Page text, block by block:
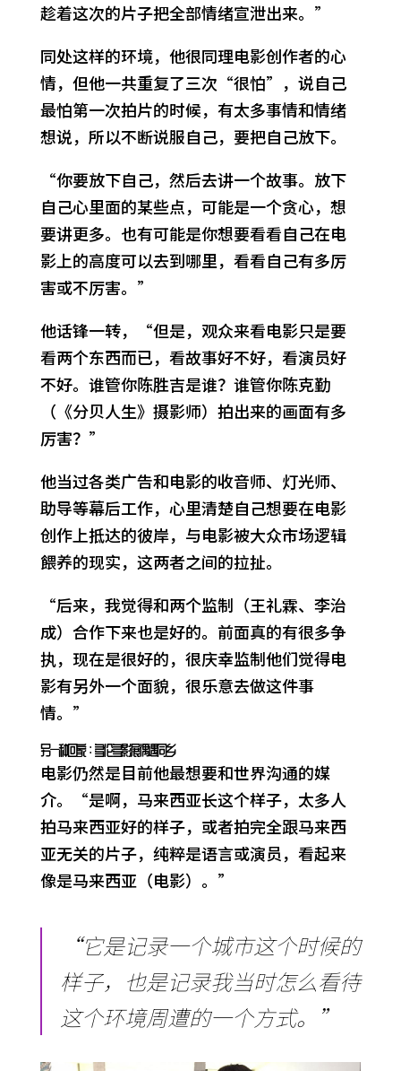
趁着这次的片子把全部情绪宣泄出来。”
同处这样的环境，他很同理电影创作者的心
情，但他一共重复了三次“很怕”，说自己
最怕第一次拍片的时候，有太多事情和情绪
想说，所以不断说服自己，要把自己放下。
“你要放下自己，然后去讲一个故事。放下
自己心里面的某些点，可能是一个贪心，想
要讲更多。也有可能是你想要看看自己在电
影上的高度可以去到哪里，看看自己有多厉
害或不厉害。”
他话锋一转，“但是，观众来看电影只是要
看两个东西而已，看故事好不好，看演员好
不好。谁管你陈胜吉是谁？谁管你陈克勤
（《分贝人生》摄影师）拍出来的画面有多
厉害？”
他当过各类广告和电影的收音师、灯光师、
助导等幕后工作，心里清楚自己想要在电影
创作上抵达的彼岸，与电影被大众市场逻辑
餵养的现实，这两者之间的拉扯。
“后来，我觉得和两个监制（王礼霖、李治
成）合作下来也是好的。前面真的有很多争
执，现在是很好的，很庆幸监制他们觉得电
影有另外一个面貌，很乐意去做这件事
情。”
另一种回家：多伦多影展偶遇同乡
电影仍然是目前他最想要和世界沟通的媒
介。“是啊，马来西亚长这个样子，太多人
拍马来西亚好的样子，或者拍完全跟马来西
亚无关的片子，纯粹是语言或演员，看起来
像是马来西亚（电影）。”
“它是记录一个城市这个时候的
样子，也是记录我当时怎么看待
这个环境周遭的一个方式。”